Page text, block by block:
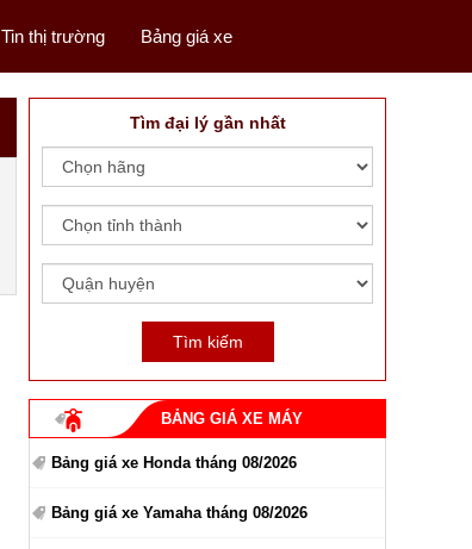
Tin thị trường Bảng giá xe
Tìm đại lý gần nhất
BẢNG GIÁ XE MÁY
Bảng giá xe Honda tháng 08/2026
Bảng giá xe Yamaha tháng 08/2026